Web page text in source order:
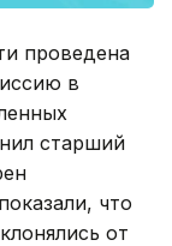
проведена
в
старший
что
от